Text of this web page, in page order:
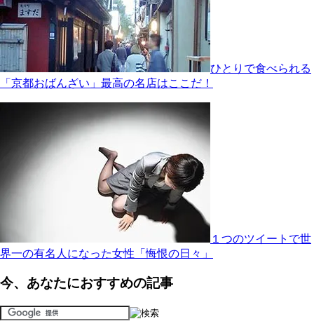
ひとりで食べられる
「京都おばんざい」最高の名店はここだ！
１つのツイートで世
界一の有名人になった女性「悔恨の日々」
今、あなたにおすすめの記事